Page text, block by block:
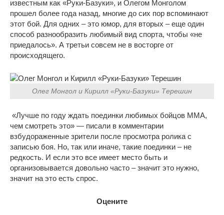
известным как «Руки-Базуки», и Олегом Монголом
прошел более года назад, многие до сих пор вспоминают
этот бой. Для одних – это юмор, для вторых – еще один
способ разнообразить любимый вид спорта, чтобы «не
приедалось». А третьи совсем не в восторге от
происходящего.
Олег Монгол и Кирилл «Руки-Базуки» Терешин
«Лучше по году ждать поединки любимых бойцов ММА,
чем смотреть это» — писали в комментарии
взбудораженные зрители после просмотра ролика с
записью боя. Но, так или иначе, такие поединки – не
редкость. И если это все имеет место быть и
организовывается довольно часто – значит это нужно,
значит на это есть спрос.
Оцените